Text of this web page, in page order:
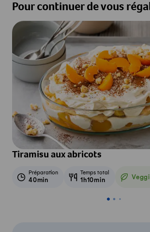
Pour continuer de vous
Tiramisu aux abricots
Préparation
40min
Temps total
1h10min Veggie